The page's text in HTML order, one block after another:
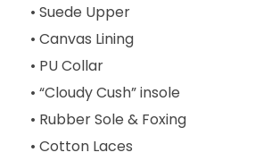
• Suede Upper
• Canvas Lining
• PU Collar
• “Cloudy Cush” insole
• Rubber Sole & Foxing
• Cotton Laces